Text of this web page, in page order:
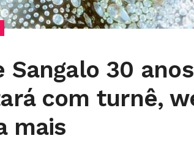
Sangalo 30
com turnê,
mais